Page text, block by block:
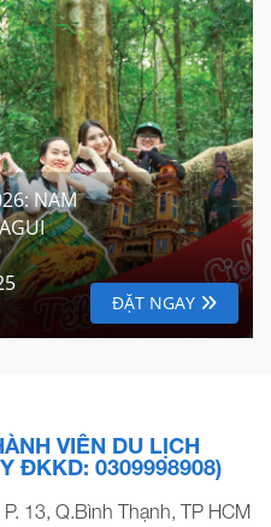
NAM
ĐẶT NGAY
VIÊN DU LỊCH
ĐKKD: 0309998908)
13, Q.Bình Thạnh, TP HCM